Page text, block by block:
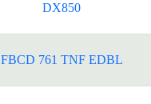
DX850
FBCD 761 TNF EDBL